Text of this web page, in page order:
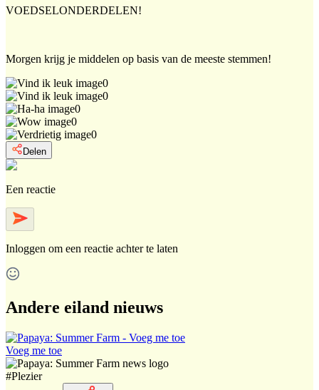
VOEDSELONDERDELEN!
Morgen krijg je middelen op basis van de meeste stemmen!
0
0
0
0
0
Delen
Een reactie
Inloggen om een reactie achter te laten
Andere eiland nieuws
Voeg me toe
#Plezier